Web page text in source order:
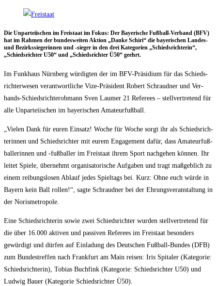
Die Unpar­tei­ischen im Frei­staat im Fokus: Der Baye­ri­sche Fuß­ball-Ver­band (BFV)
hat im Rah­men der bun­des­wei­ten Akti­on „Dan­ke Schi­ri“ die baye­ri­schen Lan­des-
und Bezirks­sie­ge­rin­nen und ‑sie­ger in den drei Kate­go­rien „Schieds­rich­te­rin“,
„Schieds­rich­ter U50“ und „Schieds­rich­ter Ü50“ geehrt.
Im Funk­haus Nürn­berg wür­dig­ten der im BFV-Prä­si­di­um für das Schieds­
rich­ter­we­sen ver­ant­wort­li­che Vize-Prä­si­dent Robert Schraud­ner und Ver­
bands-Schieds­richt­er­ob­mann Sven Lau­mer 21 Refe­rees – stell­ver­tre­tend für
alle Unpar­tei­ischen im baye­ri­schen Amateurfußball.
„Vie­len Dank für euren Ein­satz! Woche für Woche sorgt ihr als Schieds­rich­
te­rin­nen und Schieds­rich­ter mit eurem Enga­ge­ment dafür, dass Ama­teur­fuß­
bal­le­rin­nen und ‑fuß­bal­ler im Frei­staat ihrem Sport nach­ge­hen kön­nen. Ihr
lei­tet Spie­le, über­nehmt orga­ni­sa­to­ri­sche Auf­ga­ben und tragt maß­geb­lich zu
einem rei­bungs­lo­sen Ablauf jedes Spiel­tags bei. Kurz: Ohne euch wür­de in
Bay­ern kein Ball rol­len!“, sag­te Schraud­ner bei der Ehrungs­ver­an­stal­tung in
der Norismetropole.
Eine Schieds­rich­te­rin sowie zwei Schieds­rich­ter wur­den stell­ver­tre­tend für
die über 16.000 akti­ven und pas­si­ven Refe­rees im Frei­staat beson­ders
gewür­digt und dür­fen auf Ein­la­dung des Deut­schen Fuß­ball-Bun­des (DFB)
zum Bun­des­tref­fen nach Frank­furt am Main rei­sen: Iris Spi­ta­ler (Kate­go­rie:
Schieds­rich­te­rin), Tobi­as Buch­fink (Kate­go­rie: Schieds­rich­ter U50) und
Lud­wig Bau­er (Kate­go­rie Schieds­rich­ter Ü50).